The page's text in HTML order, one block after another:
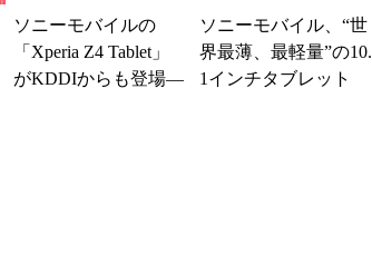
ソニーモバイルの
「Xperia Z4 Tablet」
がKDDIからも登場―
ソニーモバイル、“世
界最薄、最軽量”の10.
1インチタブレット